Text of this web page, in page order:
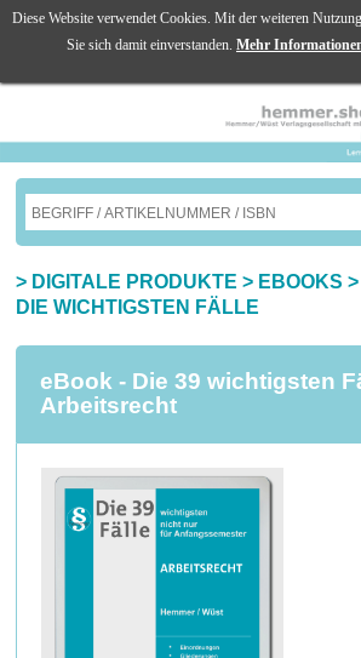
☰ MENU
> DIGITALE PRODUKTE > EBOOKS
DIE WICHTIGSTEN FÄLLE
eBook - Die 39 wichtigsten
Arbeitsrecht
Diese Website verwendet Cookies. Mit der weiteren
Sie sich damit einverstanden. Mehr